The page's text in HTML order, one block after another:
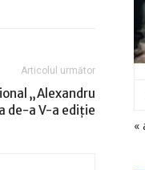
Articolul următor
„Alexandru
de-a V-a ediție
«